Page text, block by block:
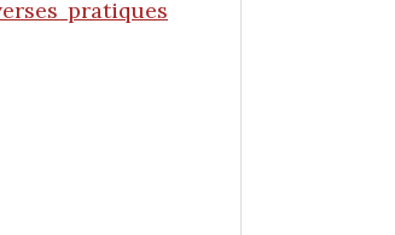
pratiques